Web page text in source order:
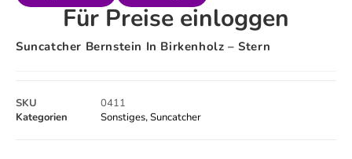
Für Preise einloggen
Suncatcher Bernstein In Birkenholz – Stern
SKU
0411
Kategorien
Sonstiges,Suncatcher